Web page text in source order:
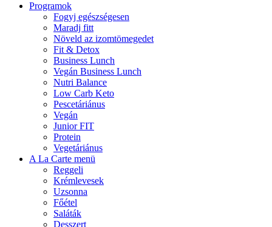
Programok
Fogyj egészségesen
Maradj fitt
Növeld az izomtömegedet
Fit & Detox
Business Lunch
Vegán Business Lunch
Nutri Balance
Low Carb Keto
Pescetáriánus
Vegán
Junior FIT
Protein
Vegetáriánus
A La Carte menü
Reggeli
Krémlevesek
Uzsonna
Főétel
Saláták
Desszert